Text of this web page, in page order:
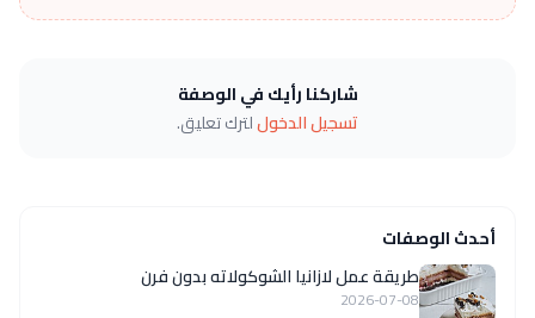
شاركنا رأيك في الوصفة
تسجيل الدخوللترك تعليق.
أحدث الوصفات
طريقة عمل لازانيا الشوكولاته بدون فرن
2026-07-08